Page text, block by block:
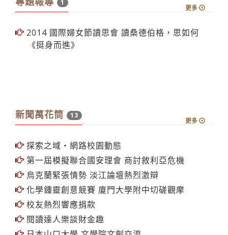
專題報導 1
新聞萬花筒
探索之域‧網路校園動態
第一屆模擬聯合國安理會 商討敘利亞危機
烏克蘭緊張情勢 淡江論壇熱烈激辯
化學鍾靈創意競賽 廈門大學附中切磋觀摩